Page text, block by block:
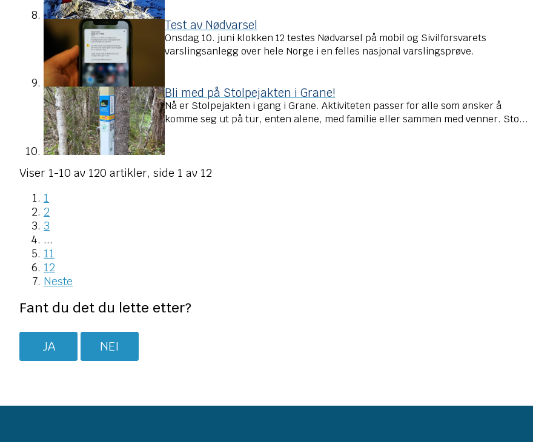
Test av Nødvarsel
Onsdag 10. juni klokken 12 testes Nødvarsel på mobil og Sivilforsvarets
varslingsanlegg over hele Norge i en felles nasjonal varslingsprøve.
Bli med på Stolpejakten i Grane!
Nå er Stolpejakten i gang i Grane. Aktiviteten passer for alle som ønsker å
komme seg ut på tur, enten alene, med familie eller sammen med venner. Sto...
Viser 1-10 av 120 artikler, side 1 av 12
1
2
3
...
11
12
Neste
Fant du det du lette etter?
JA NEI